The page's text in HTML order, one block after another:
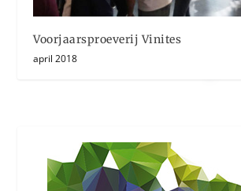
Voorjaarsproeverij Vinites
april 2018